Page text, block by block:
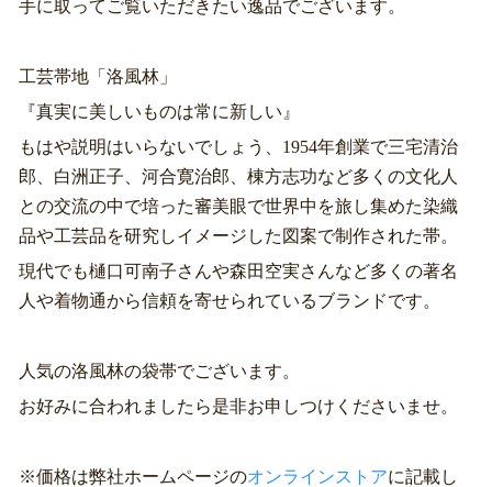
手に取ってご覧いただきたい逸品でございます。
工芸帯地「洛風林」
『真実に美しいものは常に新しい』
もはや説明はいらないでしょう、1954年創業で三宅清治
郎、白洲正子、河合寛治郎、棟方志功など多くの文化人
との交流の中で培った審美眼で世界中を旅し集めた染織
品や工芸品を研究しイメージした図案で制作された帯。
現代でも樋口可南子さんや森田空実さんなど多くの著名
人や着物通から信頼を寄せられているブランドです。
人気の洛風林の袋帯でございます。
お好みに合われましたら是非お申しつけくださいませ。
※価格は弊社ホームページのオンラインストアに記載し